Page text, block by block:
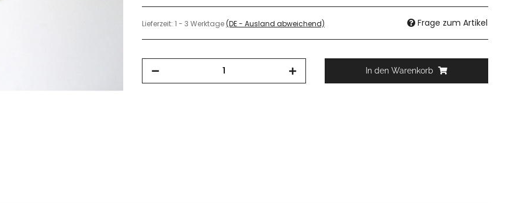
Lieferzeit: 1 - 3 Werktage(DE - Ausland abweichend) Frage zum Artikel
In den Warenkorb